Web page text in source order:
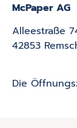
McPaper AG
Alleestraße
42853
Die